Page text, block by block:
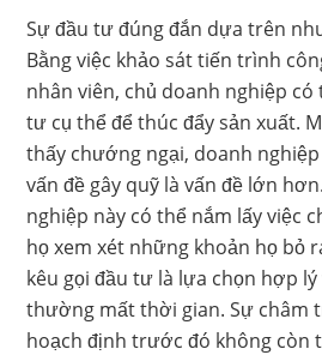
Sự đầu tư đúng đắn dựa trên
Bằng việc khảo sát tiến trình
nhân viên, chủ doanh nghiệp
tư cụ thể để thúc đẩy sản xuất.
thấy chướng ngại, doanh
vấn đề gây quỹ là vấn đề lớn
nghiệp này có thể nắm lấy việc
họ xem xét những khoản họ bỏ
kêu gọi đầu tư là lựa chọn hợp
thường mất thời gian. Sự châm
hoạch định trước đó không còn